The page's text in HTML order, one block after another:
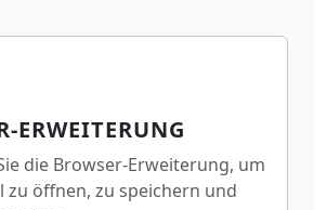
ERWEITERUNG
die Browser-Erweiterung, um
zu öffnen, zu speichern und